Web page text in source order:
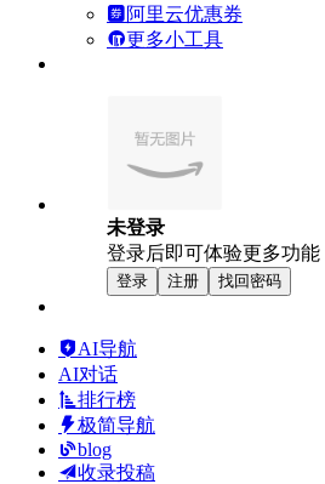
阿里云优惠券
更多小工具
未登录
登录后即可体验更多功能
登录 注册 找回密码
AI导航
AI对话
排行榜
极简导航
blog
收录投稿